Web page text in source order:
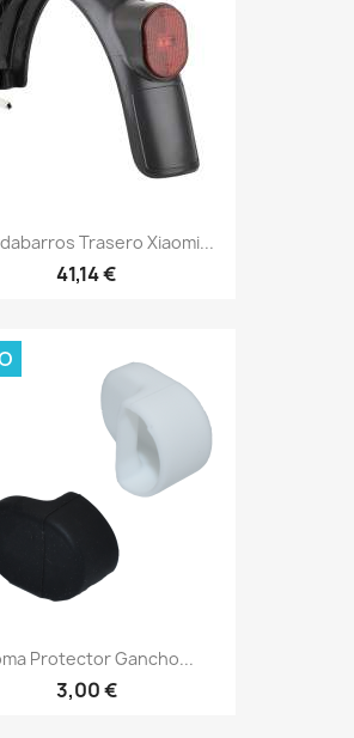
Trasero Xiaomi...
41,14 €
Protector Gancho...
3,00 €